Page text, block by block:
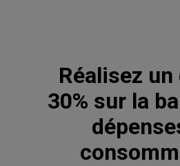
Réalisez un
30% sur la